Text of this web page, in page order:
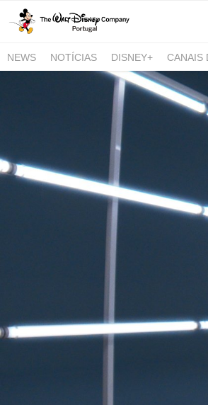
NEWS NOTÍCIAS DISNEY+ CANAIS
NATIONAL GEOGRAPHIC AND NATIONAL